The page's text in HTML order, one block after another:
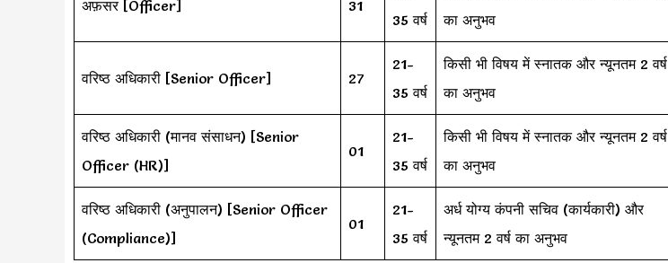
अफ़सर [Officer] 31
35 वर्ष
का अनुभव
वरिष्ठ अधिकारी [Senior Officer] 27
21-
35 वर्ष
किसी भी विषय में स्नातक और न्यूनतम 2 वर्ष
का अनुभव
वरिष्ठ अधिकारी (मानव संसाधन) [Senior
Officer (HR)]
01
21-
35 वर्ष
किसी भी विषय में स्नातक और न्यूनतम 2 वर्ष
का अनुभव
वरिष्ठ अधिकारी (अनुपालन) [Senior Officer
(Compliance)]
01
21-
35 वर्ष
अर्ध योग्य कंपनी सचिव (कार्यकारी) और
न्यूनतम 2 वर्ष का अनुभव